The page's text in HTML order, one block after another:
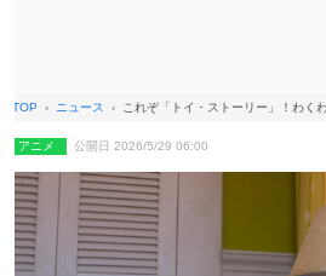
TOP ニュース これぞ「トイ・ストーリー」！わく
アニメ 公開日 2026/5/29 06:00